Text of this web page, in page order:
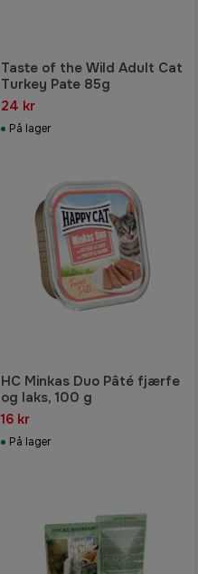
Taste of the Wild Adult Cat
Turkey Pate 85g
24 kr
På lager
HC Minkas Duo Pâté fjærfe
og laks, 100 g
16 kr
På lager